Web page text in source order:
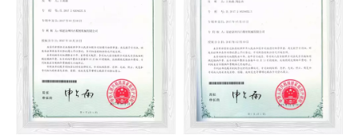
Một thiết bị cam biến đổi và
máy đan tròn hai mặt
Máy đan tròn có khả năng
dệt mô trên